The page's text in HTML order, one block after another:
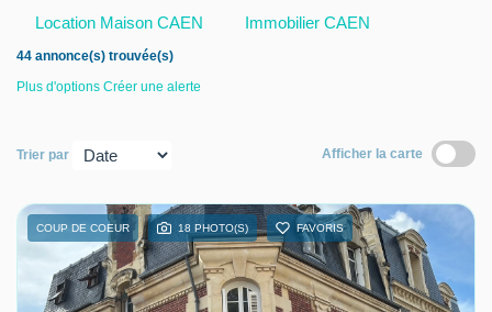
Nous contacter
Nous rejoindre
Location Maison CAEN Immobilier CAEN
44 annonce(s) trouvée(s)
Plus d'options Créer une alerte
Trier par Afficher la carte
COUP DE COEUR 18 PHOTO(S) FAVORIS